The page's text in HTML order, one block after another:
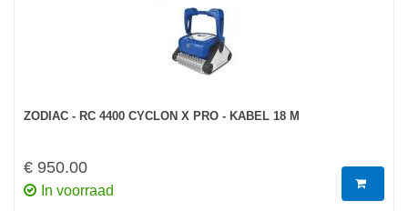
ZODIAC - RC 4400 CYCLON X PRO - KABEL 18 M
€ 950.00
In voorraad